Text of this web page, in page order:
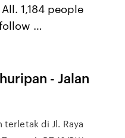
1,184 people
…
- Jalan
terletak di Jl. Raya